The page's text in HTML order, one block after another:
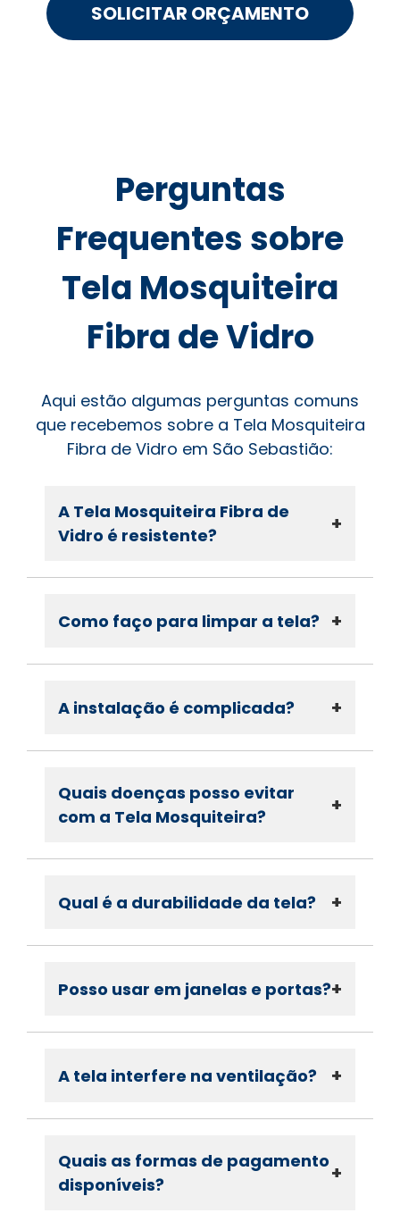
SOLICITAR ORÇAMENTO
Perguntas
Frequentes sobre
Tela Mosquiteira
Fibra de Vidro
Aqui estão algumas perguntas comuns
que recebemos sobre a Tela Mosquiteira
Fibra de Vidro em São Sebastião:
A Tela Mosquiteira Fibra de
Vidro é resistente?
+
Como faço para limpar a tela? +
A instalação é complicada? +
Quais doenças posso evitar
com a Tela Mosquiteira?
+
Qual é a durabilidade da tela? +
Posso usar em janelas e portas?+
A tela interfere na ventilação? +
Quais as formas de pagamento
disponíveis?
+